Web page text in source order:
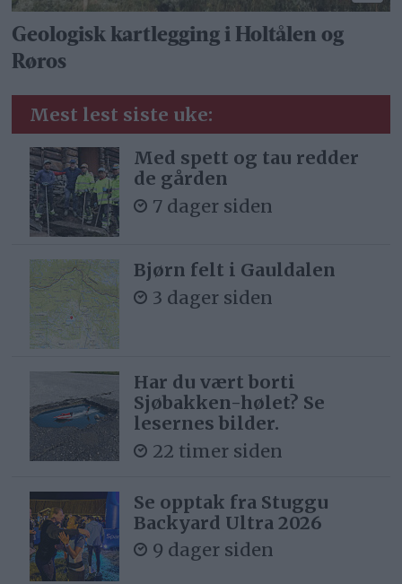
Geologisk kartlegging i Holtålen og
Røros
Mest lest siste uke:
Med spett og tau redder
de gården
7 dager siden
Bjørn felt i Gauldalen
3 dager siden
Har du vært borti
Sjøbakken-hølet? Se
lesernes bilder.
22 timer siden
Se opptak fra Stuggu
Backyard Ultra 2026
9 dager siden